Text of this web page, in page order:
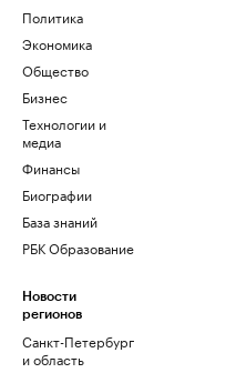
Политика
Экономика
Общество
Бизнес
Технологии и
медиа
Финансы
Биографии
База знаний
РБК Образование
Новости
регионов
Санкт-Петербург
и область